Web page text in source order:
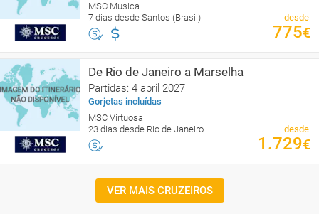
MSC Musica
7 dias desde Santos (Brasil)
desde
775€
De Rio de Janeiro a Marselha
Partidas: 4 abril 2027
Gorjetas incluídas
MSC Virtuosa
23 dias desde Rio de Janeiro
desde
1.729€
VER MAIS CRUZEIROS